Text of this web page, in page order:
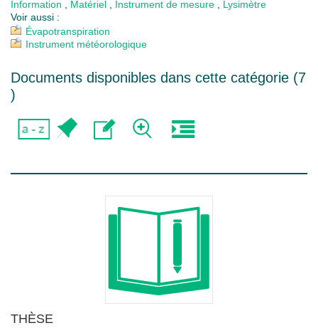
Information
Matériel Instrument de mesure
Lysimètre
Voir aussi :
Évapotranspiration
Instrument météorologique
Documents disponibles dans cette catégorie (7
)
THÈSE